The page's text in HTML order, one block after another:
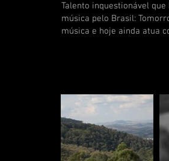
Talento inquestionável
música pelo Brasil:
música e hoje ainda atua